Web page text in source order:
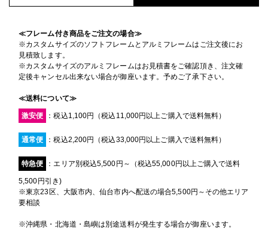
≪フレーム付き商品をご注文の場合≫
※カスタムサイズのソフトフレームとアルミフレームはご注文後にお
見積致します。
※カスタムサイズのアルミフレームはお見積書をご確認頂き、注文確
定後キャンセル出来ない場合が御座います。予めご了承下さい。
≪送料について≫
激安便 ：税込1,100円（税込11,000円以上ご購入で送料無料）
通常便 ：税込2,200円（税込33,000円以上ご購入で送料無料）
特急便 ：エリア別税込5,500円～（税込55,000円以上ご購入で送料
5,500円引き)
※東京23区、大阪市内、仙台市内へ配送の場合5,500円～その他エリア
要相談
※沖縄県・北海道・島嶼は別途送料が発生する場合が御座います。